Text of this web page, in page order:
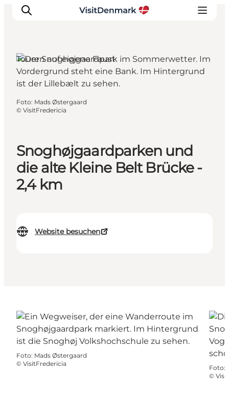
Inspiration
Regionen
Erlebnisse
Reiseplanung
Snoghøjgaardparken und
die alte Kleine Belt Brücke -
2,4 km
Website besuchen
Touren auf eigene Faust
Foto: Mads Østergaard
© VisitFredericia
Foto: Mads Østergaard
© VisitFredericia
Foto:
©